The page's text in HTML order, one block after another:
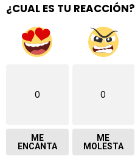
¿CUAL ES TU REACCIÓN?
0
ME
ENCANTA
0
ME
MOLESTA